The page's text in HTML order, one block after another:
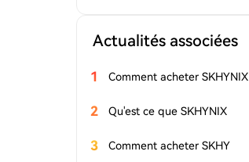
Actualités associées
1 Comment acheter SKHYNIX
2 Qu'est ce que SKHYNIX
3 Comment acheter SKHY